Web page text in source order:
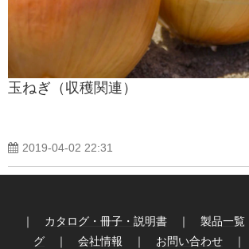
玉ねぎ（収穫関連）
2019-04-02 22:31
｜ カタログ・冊子・説明書 ｜ 製品一覧
グ ｜ 会社情報 ｜ お問い合わせ ｜